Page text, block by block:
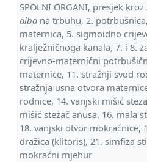
SPOLNI ORGANI, presjek
alba na trbuhu, 2.
maternica, 5. sigmoidno
kralježničnoga kanala, 7. i 8.
crijevno-maternični
maternice, 11. stražnji svod
stražnja usna otvora
rodnice, 14. vanjski mišić
mišić stezač anusa, 16. mala
18. vanjski otvor mokraćnice,
dražica (klitoris), 21. simfiza
mokraćni mjehur